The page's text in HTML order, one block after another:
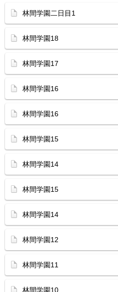
林間学園二日目1
林間学園18
林間学園17
林間学園16
林間学園16
林間学園15
林間学園14
林間学園15
林間学園14
林間学園12
林間学園11
林間学園10